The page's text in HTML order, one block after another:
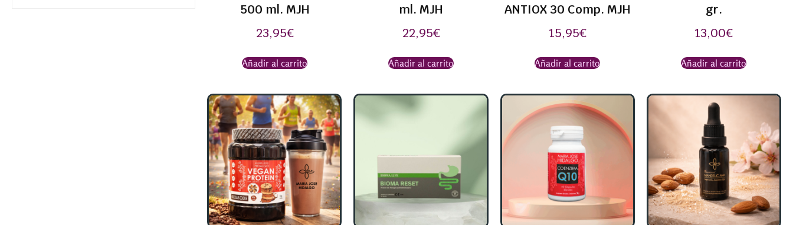
500 ml. MJH
23,95€
Añadir al carrito
ml. MJH
22,95€
Añadir al carrito
ANTIOX 30 Comp. MJH
15,95€
Añadir al carrito
gr.
13,00€
Añadir al carrito